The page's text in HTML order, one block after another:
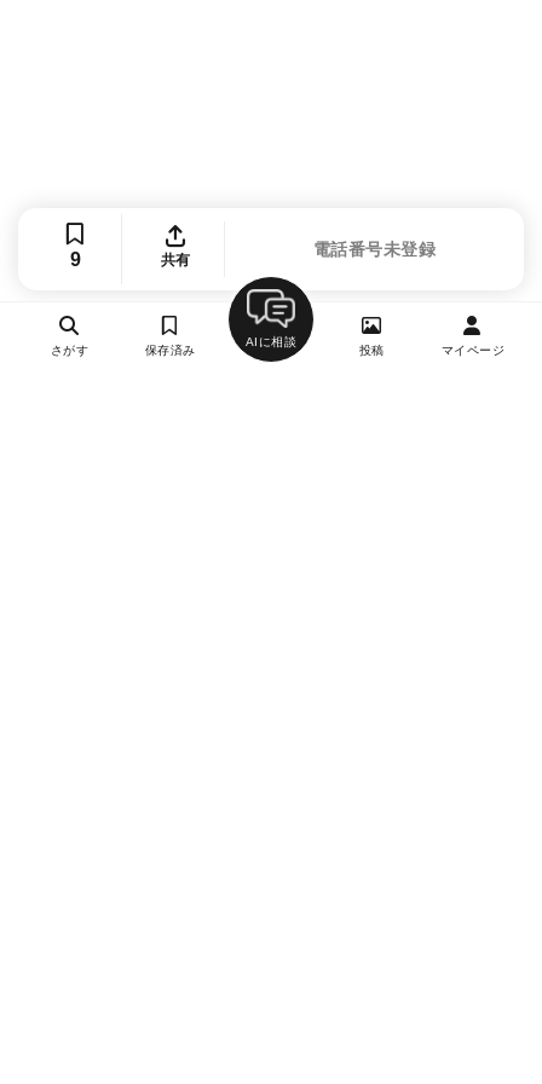
9 共有
電話番号未登録
さがす 保存済み
AIに相談
投稿 マイページ